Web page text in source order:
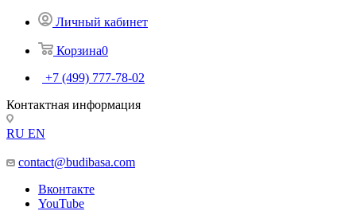
Личный кабинет
Корзина0
+7 (499) 777-78-02
Контактная информация
RU EN
contact@budibasa.com
Вконтакте
YouTube